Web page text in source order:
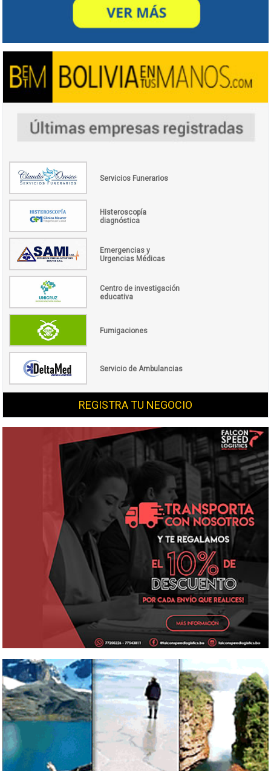
Servicios Funerarios
Histeroscopía
diagnóstica
Emergencias y
Urgencias Médicas
Centro de investigación
educativa
Fumigaciones
Servicio de Ambulancias
REGISTRA TU NEGOCIO